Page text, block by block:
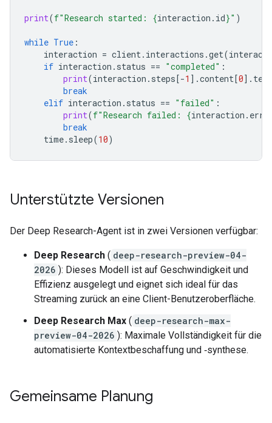
print(f"Research started: {interaction . id}" )
while True :
interaction = client. interactions .get(
if interaction . status == "completed" :
print(interaction . steps[-1 ] .content[0] . text
break
elif interaction . status == "failed" :
print(f"Research failed: {interaction .
break
time. sleep(10)
Unterstützte Versionen
Der Deep Research-Agent ist in zwei Versionen verfügbar:
Deep Research ( deep-research-preview-04-
2026 ): Dieses Modell ist auf Geschwindigkeit und
Effizienz ausgelegt und eignet sich ideal für das
Streaming zurück an eine Client-Benutzeroberfläche.
Deep Research Max ( deep-research-max-
preview-04-2026 ): Maximale Vollständigkeit für die
automatisierte Kontextbeschaffung und ‑synthese.
Gemeinsame Planung